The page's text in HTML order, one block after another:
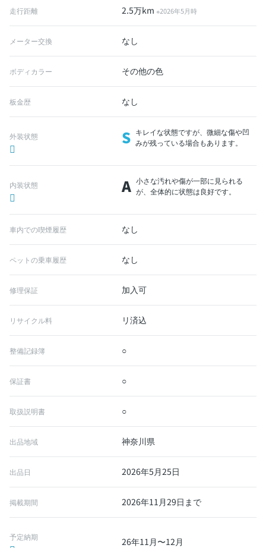
走行距離 2.5万km※2026年5月時
メーター交換 なし
ボディカラー その他の色
板金歴 なし
外装状態 S キレイな状態ですが、微細な傷や凹
みが残っている場合もあります。
内装状態 A 小さな汚れや傷が一部に見られる
が、全体的に状態は良好です。
車内での喫煙履歴 なし
ペットの乗車履歴 なし
修理保証 加入可
リサイクル料 リ済込
整備記録簿 ○
保証書 ○
取扱説明書 ○
出品地域 神奈川県
出品日 2026年5月25日
掲載期間 2026年11月29日まで
予定納期 26年11月〜12月